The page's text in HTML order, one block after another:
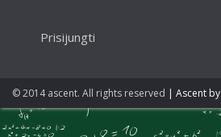
Prisijungti
© 2014 ascent. All rights reserved | Ascent by